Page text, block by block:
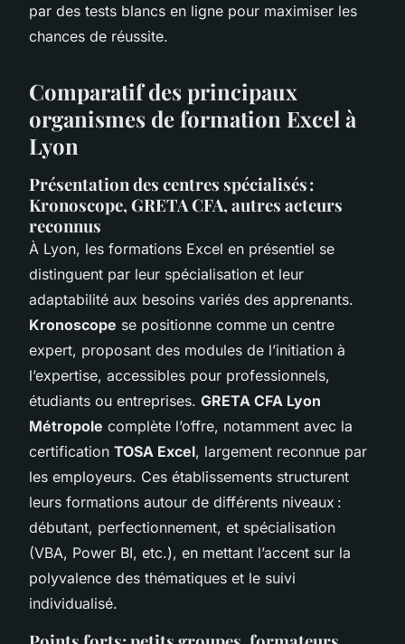
par des tests blancs en ligne pour maximiser les
chances de réussite.
Comparatif des principaux
organismes de formation Excel à
Lyon
Présentation des centres spécialisés :
Kronoscope, GRETA CFA, autres acteurs
reconnus
À Lyon, les formations Excel en présentiel se
distinguent par leur spécialisation et leur
adaptabilité aux besoins variés des apprenants.
Kronoscope se positionne comme un centre
expert, proposant des modules de l’initiation à
l’expertise, accessibles pour professionnels,
étudiants ou entreprises. GRETA CFA Lyon
Métropole complète l’offre, notamment avec la
certification TOSA Excel, largement reconnue par
les employeurs. Ces établissements structurent
leurs formations autour de différents niveaux :
débutant, perfectionnement, et spécialisation
(VBA, Power BI, etc.), en mettant l’accent sur la
polyvalence des thématiques et le suivi
individualisé.